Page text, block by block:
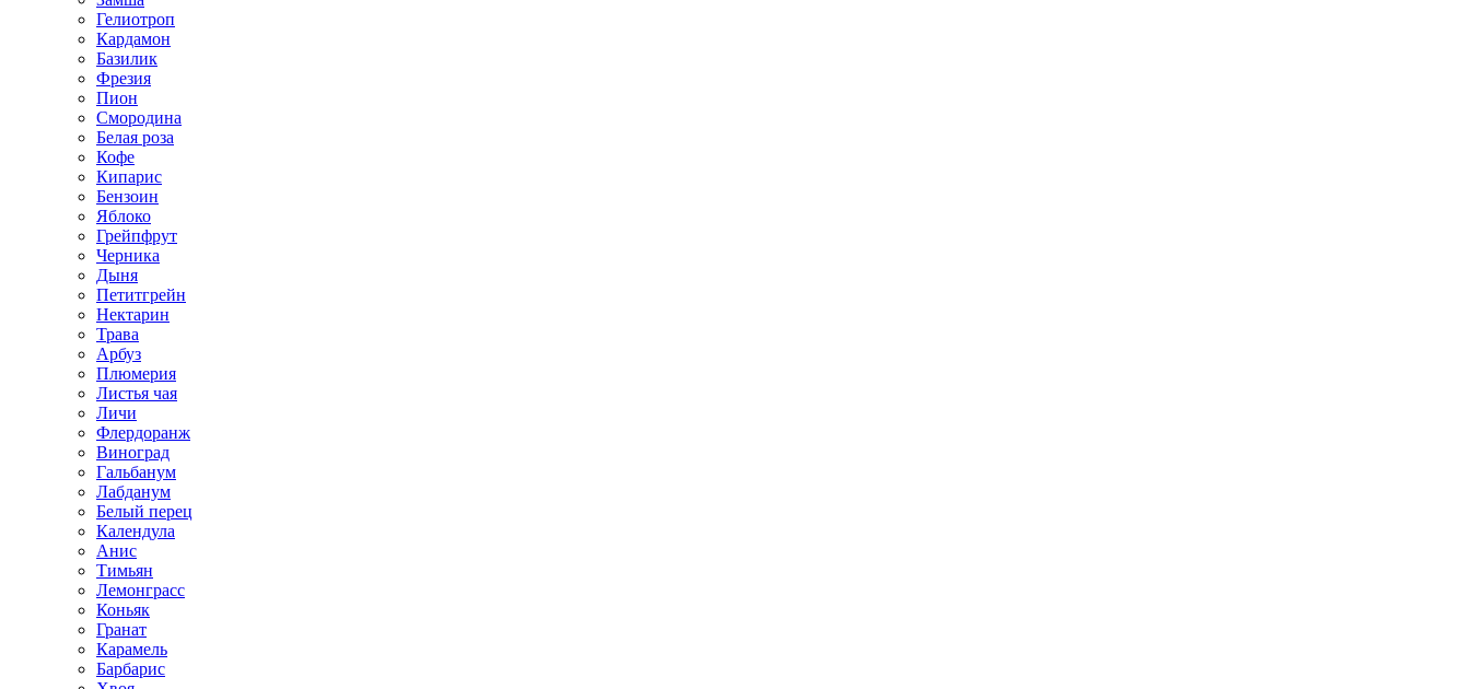
Гелиотроп
Кардамон
Базилик
Фрезия
Пион
Смородина
Белая роза
Кофе
Кипарис
Бензоин
Яблоко
Грейпфрут
Черника
Дыня
Петитгрейн
Нектарин
Трава
Арбуз
Плюмерия
Листья чая
Личи
Флердоранж
Виноград
Гальбанум
Лабданум
Белый перец
Календула
Анис
Тимьян
Лемонграсс
Коньяк
Гранат
Карамель
Барбарис